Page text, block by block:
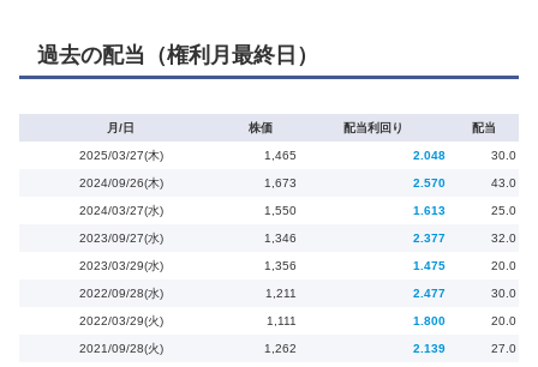
過去の配当（権利月最終日）
月/日 株価 配当利回り 配当
2025/03/27(木) 1,465 2.048 30.0
2024/09/26(木) 1,673 2.570 43.0
2024/03/27(水) 1,550 1.613 25.0
2023/09/27(水) 1,346 2.377 32.0
2023/03/29(水) 1,356 1.475 20.0
2022/09/28(水) 1,211 2.477 30.0
2022/03/29(火) 1,111 1.800 20.0
2021/09/28(火) 1,262 2.139 27.0